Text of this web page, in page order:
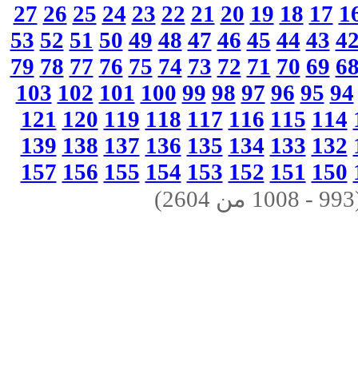
17
18
19
20
21
22
23
24
25
26
27
43
44
45
46
47
48
49
50
51
52
53
69
70
71
72
73
74
75
76
77
78
79
94
95
96
97
98
99
100
101
102
103
114
115
116
117
118
119
120
121
132
133
134
135
136
137
138
139
150
151
152
153
154
155
156
157